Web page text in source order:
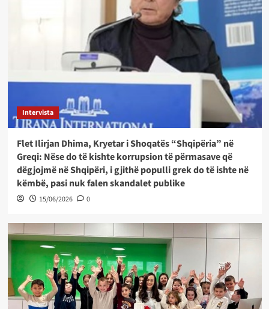
Intervista
Flet Ilirjan Dhima, Kryetar i Shoqatës “Shqipëria” në
Greqi: Nëse do të kishte korrupsion të përmasave që
dëgjojmë në Shqipëri, i gjithë populli grek do të ishte në
këmbë, pasi nuk falen skandalet publike
15/06/2026 0